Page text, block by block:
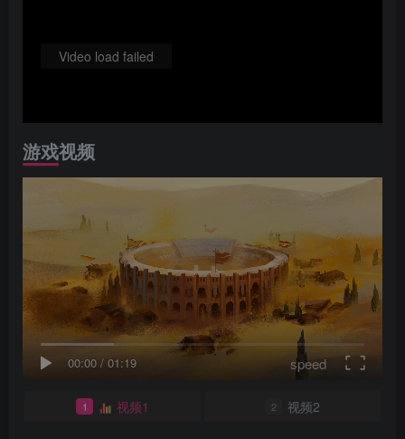
Video load failed
游戏视频
00:00 / 01:19 speed
1 视频1 2 视频2